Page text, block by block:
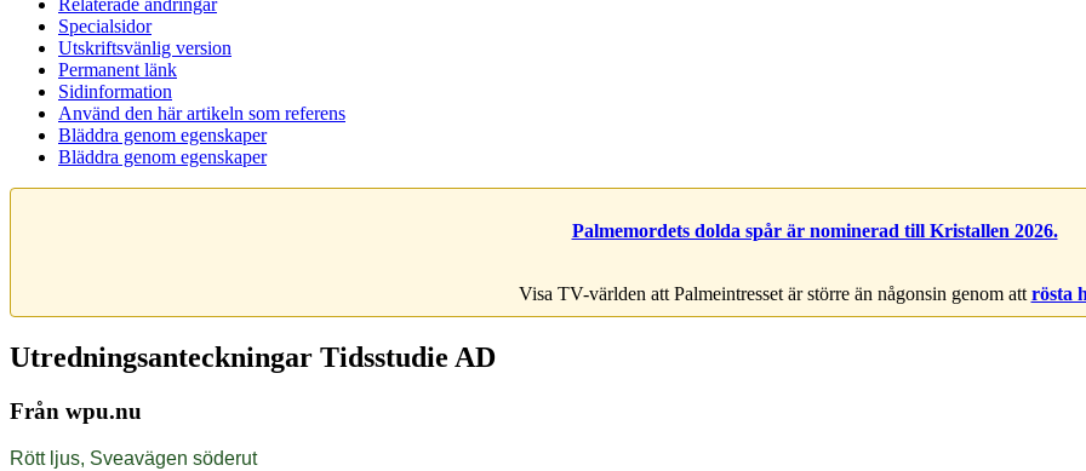
Relaterade ändringar
Specialsidor
Utskriftsvänlig version
Permanent länk
Sidinformation
Använd den här artikeln som referens
Bläddra genom egenskaper
Bläddra genom egenskaper
Palmemordets dolda spår är nominerad till Kristallen 2026.
Visa TV-världen att Palmeintresset är större än någonsin genom att rösta
Utredningsanteckningar Tidsstudie AD
Från wpu.nu
Rött ljus, Sveavägen söderut